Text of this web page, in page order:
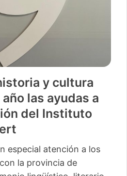
y cultura
las ayudas a
del Instituto
especial atención a los
la provincia de